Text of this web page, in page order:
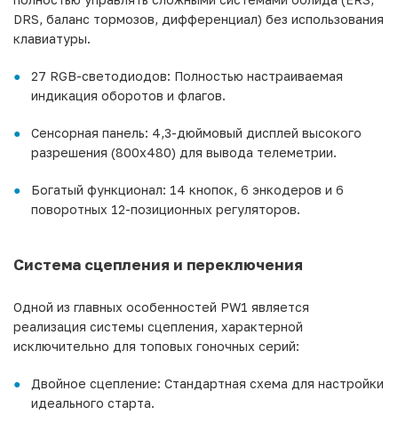
DRS, баланс тормозов, дифференциал) без использования
клавиатуры.
27 RGB-светодиодов: Полностью настраиваемая
индикация оборотов и флагов.
Сенсорная панель: 4,3-дюймовый дисплей высокого
разрешения (800x480) для вывода телеметрии.
Богатый функционал: 14 кнопок, 6 энкодеров и 6
поворотных 12-позиционных регуляторов.
Система сцепления и переключения
Одной из главных особенностей PW1 является
реализация системы сцепления, характерной
исключительно для топовых гоночных серий:
Двойное сцепление: Стандартная схема для настройки
идеального старта.